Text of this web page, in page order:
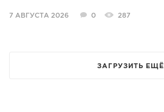
7 АВГУСТА 2026 0 287
ЗАГРУЗИТЬ ЕЩЁ